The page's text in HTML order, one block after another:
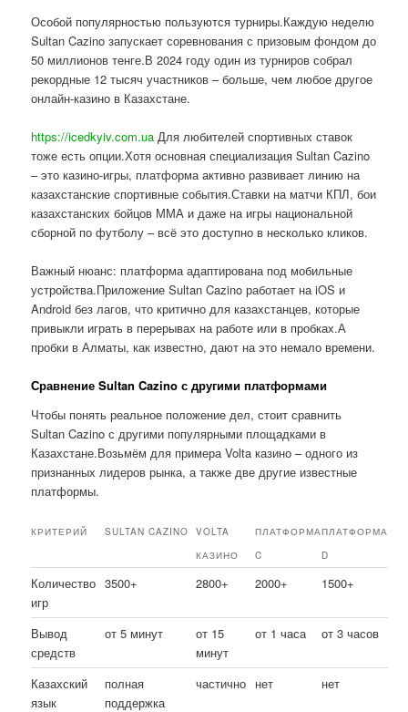
Особой популярностью пользуются турниры.Каждую неделю
Sultan Cazino запускает соревнования с призовым фондом до
50 миллионов тенге.В 2024 году один из турниров собрал
рекордные 12 тысяч участников – больше, чем любое другое
онлайн-казино в Казахстане.
https://icedkyiv.com.ua Для любителей спортивных ставок
тоже есть опции.Хотя основная специализация Sultan Cazino
– это казино-игры, платформа активно развивает линию на
казахстанские спортивные события.Ставки на матчи КПЛ, бои
казахстанских бойцов ММА и даже на игры национальной
сборной по футболу – всё это доступно в несколько кликов.
Важный нюанс: платформа адаптирована под мобильные
устройства.Приложение Sultan Cazino работает на iOS и
Android без лагов, что критично для казахстанцев, которые
привыкли играть в перерывах на работе или в пробках.А
пробки в Алматы, как известно, дают на это немало времени.
Сравнение Sultan Cazino с другими платформами
Чтобы понять реальное положение дел, стоит сравнить
Sultan Cazino с другими популярными площадками в
Казахстане.Возьмём для примера Volta казино – одного из
признанных лидеров рынка, а также две другие известные
платформы.
КРИТЕРИЙ SULTAN CAZINO
VOLTA
КАЗИНО
ПЛАТФОРМА
C
ПЛАТФОРМА
D
Количество
игр
3500+ 2800+ 2000+ 1500+
Вывод
средств
от 5 минут
от 15
минут
от 1 часа от 3 часов
Казахский
язык
полная
поддержка
частично нет нет